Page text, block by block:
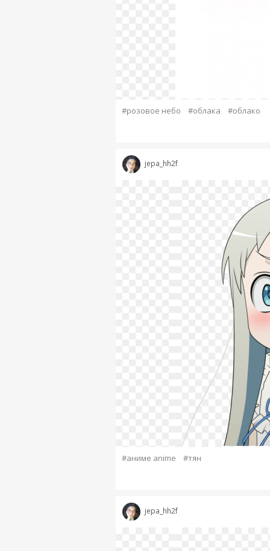
#розовое небо #облака #облако
jepa_hh2f
#аниме anime #тян
jepa_hh2f